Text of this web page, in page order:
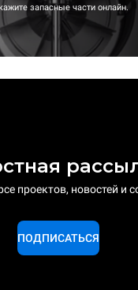
запасные части онлайн.
проектов, новостей и
ПОДПИСАТЬСЯ